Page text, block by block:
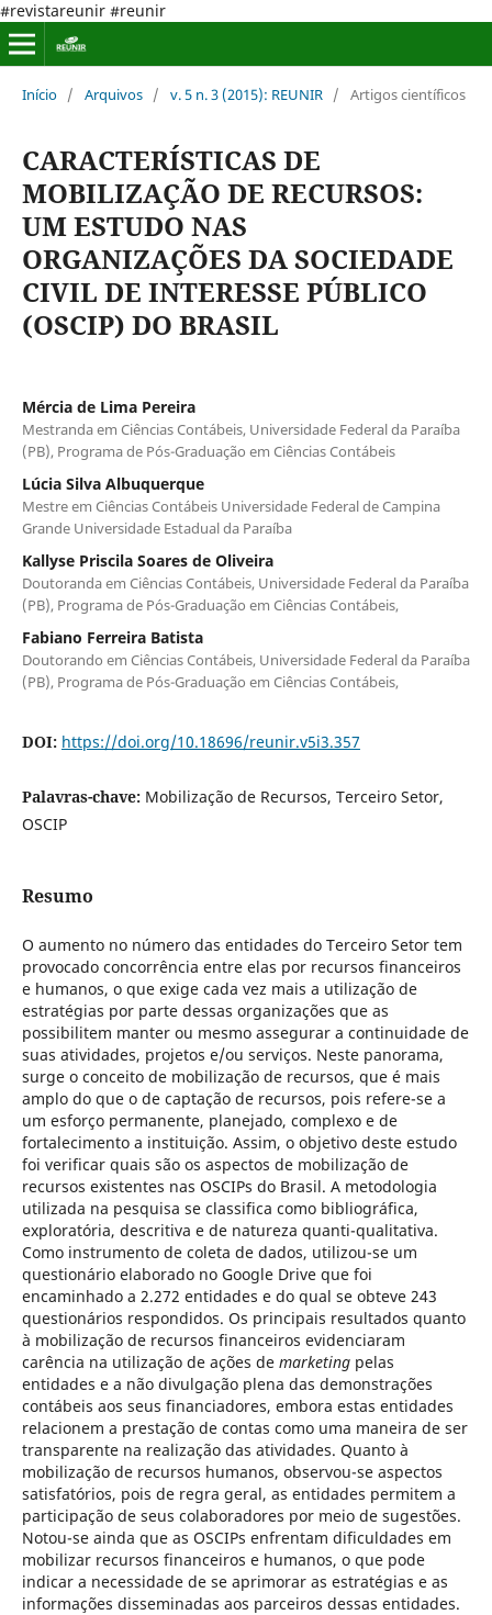
#revistareunir #reunir
Início / Arquivos / v. 5 n. 3 (2015): REUNIR / Artigos científicos
CARACTERÍSTICAS DE
MOBILIZAÇÃO DE RECURSOS:
UM ESTUDO NAS
ORGANIZAÇÕES DA SOCIEDADE
CIVIL DE INTERESSE PÚBLICO
(OSCIP) DO BRASIL
Mércia de Lima Pereira
Mestranda em Ciências Contábeis, Universidade Federal da Paraíba
(PB), Programa de Pós-Graduação em Ciências Contábeis
Lúcia Silva Albuquerque
Mestre em Ciências Contábeis Universidade Federal de Campina
Grande Universidade Estadual da Paraíba
Kallyse Priscila Soares de Oliveira
Doutoranda em Ciências Contábeis, Universidade Federal da Paraíba
(PB), Programa de Pós-Graduação em Ciências Contábeis,
Fabiano Ferreira Batista
Doutorando em Ciências Contábeis, Universidade Federal da Paraíba
(PB), Programa de Pós-Graduação em Ciências Contábeis,
DOI: https://doi.org/10.18696/reunir.v5i3.357
Palavras-chave: Mobilização de Recursos, Terceiro Setor,
OSCIP
Resumo
O aumento no número das entidades do Terceiro Setor tem
provocado concorrência entre elas por recursos financeiros
e humanos, o que exige cada vez mais a utilização de
estratégias por parte dessas organizações que as
possibilitem manter ou mesmo assegurar a continuidade de
suas atividades, projetos e/ou serviços. Neste panorama,
surge o conceito de mobilização de recursos, que é mais
amplo do que o de captação de recursos, pois refere-se a
um esforço permanente, planejado, complexo e de
fortalecimento a instituição. Assim, o objetivo deste estudo
foi verificar quais são os aspectos de mobilização de
recursos existentes nas OSCIPs do Brasil. A metodologia
utilizada na pesquisa se classifica como bibliográfica,
exploratória, descritiva e de natureza quanti-qualitativa.
Como instrumento de coleta de dados, utilizou-se um
questionário elaborado no Google Drive que foi
encaminhado a 2.272 entidades e do qual se obteve 243
questionários respondidos. Os principais resultados quanto
à mobilização de recursos financeiros evidenciaram
carência na utilização de ações de marketingpelas
entidades e a não divulgação plena das demonstrações
contábeis aos seus financiadores, embora estas entidades
relacionem a prestação de contas como uma maneira de ser
transparente na realização das atividades. Quanto à
mobilização de recursos humanos, observou-se aspectos
satisfatórios, pois de regra geral, as entidades permitem a
participação de seus colaboradores por meio de sugestões.
Notou-se ainda que as OSCIPs enfrentam dificuldades em
mobilizar recursos financeiros e humanos, o que pode
indicar a necessidade de se aprimorar as estratégias e as
informações disseminadas aos parceiros dessas entidades.